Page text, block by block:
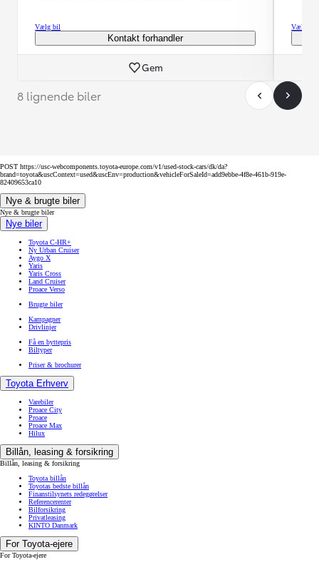
Vælg bil
Kontakt forhandler
Gem
Vælg bil
8 lignende biler
POST https://usc-webcomponents.toyota-europe.com/v1/used-stock-cars/dk/da?
brand=toyota&uscContext=used&uscEnv=production&vehicleForSaleId=add9ebbe-4f8e-461b-919e-
82409653ca10
Nye & brugte biler
Nye & brugte biler
Nye biler
Toyota C-HR+
Ny Urban Cruiser
Aygo X
Yaris
Yaris Cross
Land Cruiser
Proace Verso
Brugte biler
Kampagner
Drivlinjer
Få en byttepris
Biltyper
Priser & brochurer
Toyota Erhverv
Varebiler
Proace City
Proace
Proace Max
Hilux
Billån, leasing & forsikring
Billån, leasing & forsikring
Toyota billån
Toyotas bedste billån
Finanstilsynets redegørelser
Referencerenter
Bilforsikring
Privatleasing
KINTO Danmark
For Toyota-ejere
For Toyota-ejere